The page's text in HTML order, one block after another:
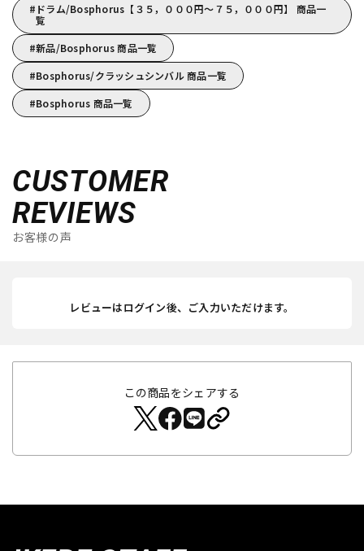
ドラム/Bosphorus【３５，０００円～７５，０００円】 商品一
覧
新品/Bosphorus 商品一覧
Bosphorus/クラッシュシンバル 商品一覧
Bosphorus 商品一覧
CUSTOMER
REVIEWS
お客様の声
レビューはログイン後、ご入力いただけます。
この商品をシェアする